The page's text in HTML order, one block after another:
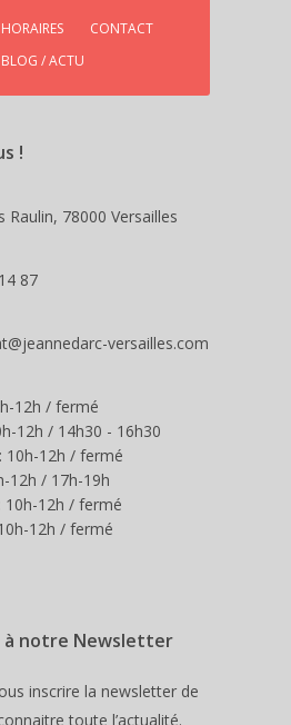
HORAIRES
CONTACT
BLOG / ACTU
!
Raulin, 78000 Versailles
87
versailles.com
12h / fermé
12h / 14h30 - 16h30
10h-12h / fermé
12h / 17h-19h
10h-12h / fermé
12h / fermé
à notre Newsletter
inscrire la newsletter de
toute l’actualité.